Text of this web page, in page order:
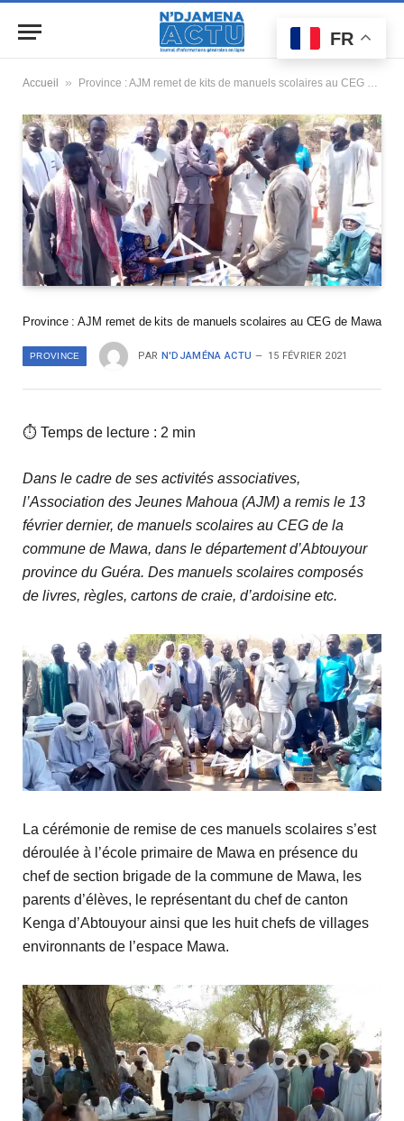
Accueil » Province : AJM remet de kits de manuels scolaires au CEG de Mawa
Province : AJM remet de kits de manuels scolaires au CEG de Mawa
PROVINCE PAR N'DJAMÉNA ACTU 15 FÉVRIER 2021
⏱ Temps de lecture : 2 min
Dans le cadre de ses activités associatives,
l’Association des Jeunes Mahoua (AJM) a remis le 13
février dernier, de manuels scolaires au CEG de la
commune de Mawa, dans le département d’Abtouyour
province du Guéra. Des manuels scolaires composés
de livres, règles, cartons de craie, d’ardoisine etc.
La cérémonie de remise de ces manuels scolaires s’est
déroulée à l’école primaire de Mawa en présence du
chef de section brigade de la commune de Mawa, les
parents d’élèves, le représentant du chef de canton
Kenga d’Abtouyour ainsi que les huit chefs de villages
environnants de l’espace Mawa.
FR